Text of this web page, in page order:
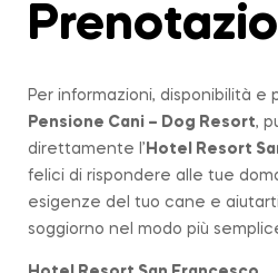
Per informazioni, disponibilità e
Pensione Cani – Dog Resort,
direttamente l’ Hotel Resort
felici di rispondere alle tue
esigenze del tuo cane e
soggiorno nel modo più